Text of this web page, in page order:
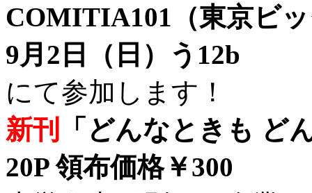
COMITIA101（東京ビ
9月2日（日）う12b
にて参加します！
新刊
「どんなときも ど
20P 領布価格￥300